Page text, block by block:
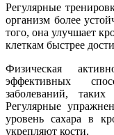
Регулярные
организм более
того, она улучшает
клеткам быстрее
Физическая
эффективных
заболеваний,
Регулярные
уровень сахара в
укрепляют кости.